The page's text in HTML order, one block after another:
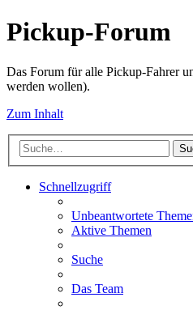
Pickup-Forum
Das Forum für alle Pickup-Fahrer
werden wollen).
Zum Inhalt
Schnellzugriff
Unbeantwortete
Aktive Themen
Suche
Das Team